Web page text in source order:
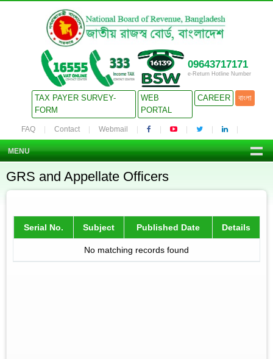
09643717171
e-Return Hotline Number
TAX PAYER SURVEY-
FORM
WEB
PORTAL
CAREER বাংলা
FAQ Contact Webmail
MENU
GRS and Appellate Officers
Serial No. Subject Published Date Details
No matching records found